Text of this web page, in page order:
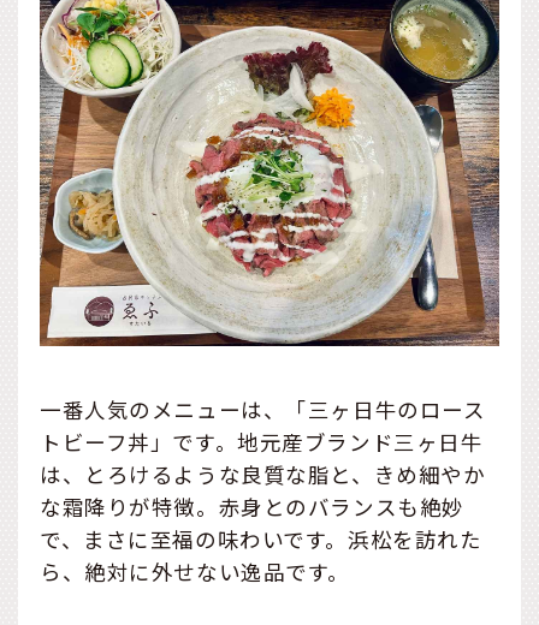
一番人気のメニューは、「三ヶ日牛のロース
トビーフ丼」です。地元産ブランド三ヶ日牛
は、とろけるような良質な脂と、きめ細やか
な霜降りが特徴。赤身とのバランスも絶妙
で、まさに至福の味わいです。浜松を訪れた
ら、絶対に外せない逸品です。